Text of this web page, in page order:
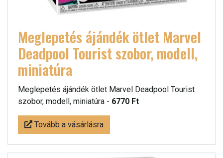
Meglepetés ájándék ötlet Marvel
Deadpool Tourist szobor, modell,
miniatúra
Meglepetés ájándék ötlet Marvel Deadpool Tourist
szobor, modell, miniatúra - 6770 Ft
Tovább a vásárlásra